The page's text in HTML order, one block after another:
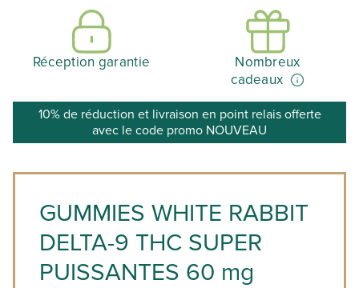
Réception garantie
Nombreux
cadeaux
10% de réduction et livraison en point relais offerte
avec le code promo NOUVEAU
GUMMIES WHITE RABBIT
DELTA-9 THC SUPER
PUISSANTES 60 mg